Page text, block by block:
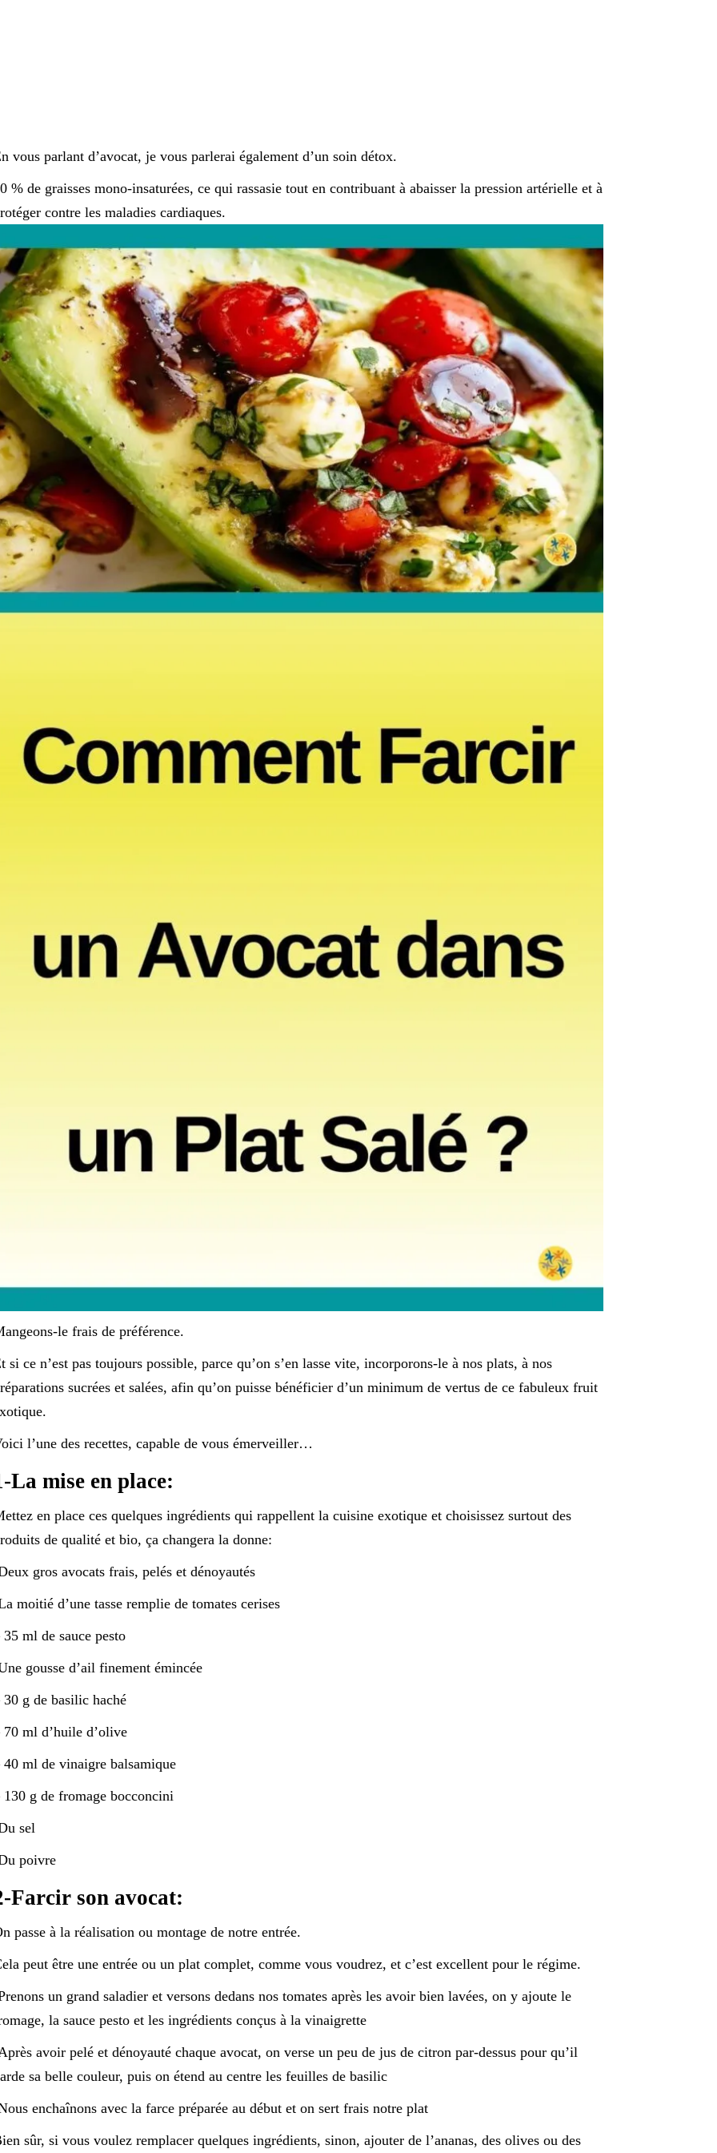
vous parlant d’avocat, je vous parlerai également d’un soin détox.
% de graisses mono-insaturées, ce qui rassasie tout en contribuant à abaisser la pression artérielle et à
contre les maladies cardiaques.
le frais de préférence.
si ce n’est pas toujours possible, parce qu’on s’en lasse vite, incorporons-le à nos plats, à nos
sucrées et salées, afin qu’on puisse bénéficier d’un minimum de vertus de ce fabuleux fruit
l’une des recettes, capable de vous émerveiller…
La mise en place:
en place ces quelques ingrédients qui rappellent la cuisine exotique et choisissez surtout des
de qualité et bio, ça changera la donne:
gros avocats frais, pelés et dénoyautés
moitié d’une tasse remplie de tomates cerises
35 ml de sauce pesto
gousse d’ail finement émincée
30 g de basilic haché
70 ml d’huile d’olive
40 ml de vinaigre balsamique
130 g de fromage bocconcini
sel
poivre
Farcir son avocat:
passe à la réalisation ou montage de notre entrée.
peut être une entrée ou un plat complet, comme vous voudrez, et c’est excellent pour le régime.
un grand saladier et versons dedans nos tomates après les avoir bien lavées, on y ajoute le
la sauce pesto et les ingrédients conçus à la vinaigrette
avoir pelé et dénoyauté chaque avocat, on verse un peu de jus de citron par-dessus pour qu’il
sa belle couleur, puis on étend au centre les feuilles de basilic
enchaînons avec la farce préparée au début et on sert frais notre plat
sûr, si vous voulez remplacer quelques ingrédients, sinon, ajouter de l’ananas, des olives ou des